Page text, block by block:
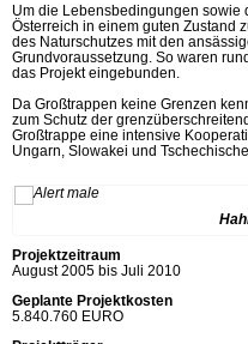
Um die Lebensbedingungen sowie
Österreich in einem guten Zustand
des Naturschutzes mit den
Grundvoraussetzung. So waren
das Projekt eingebunden.
Da Großtrappen keine Grenzen
zum Schutz der
Großtrappe eine intensive
Ungarn, Slowakei und
Projektzeitraum
August 2005 bis Juli 2010
Geplante Projektkosten
5.840.760 EURO